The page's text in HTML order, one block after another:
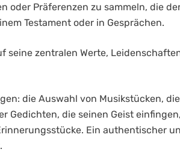
oder Präferenzen zu sammeln, die
Testament oder in Gesprächen.
seine zentralen Werte,
die Auswahl von Musikstücken, die
Gedichten, die seinen Geist einfingen,
Ein authentischer